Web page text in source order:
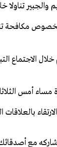
والجبير تناولا
بخصوص مكافحة
خلال الاجتماع
مساء أمس
بالعلاقات
مع